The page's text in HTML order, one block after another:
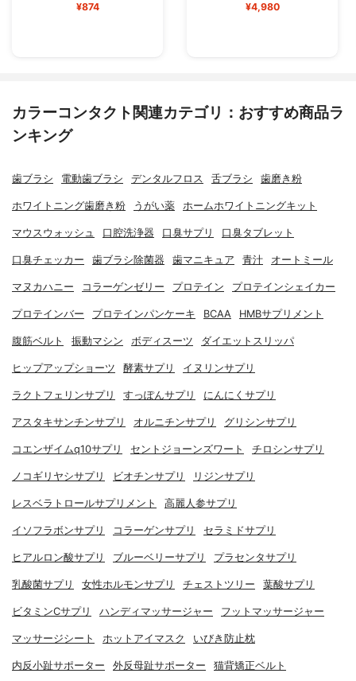
¥874 ¥4,980
カラーコンタクト関連カテゴリ：おすすめ商品ラ
ンキング
歯ブラシ 電動歯ブラシ デンタルフロス 舌ブラシ 歯磨き粉
ホワイトニング歯磨き粉 うがい薬 ホームホワイトニングキット
マウスウォッシュ 口腔洗浄器 口臭サプリ 口臭タブレット
口臭チェッカー 歯ブラシ除菌器 歯マニキュア 青汁 オートミール
マヌカハニー コラーゲンゼリー プロテイン プロテインシェイカー
プロテインバー プロテインパンケーキ BCAA HMBサプリメント
腹筋ベルト 振動マシン ボディスーツ ダイエットスリッパ
ヒップアップショーツ 酵素サプリ イヌリンサプリ
ラクトフェリンサプリ すっぽんサプリ にんにくサプリ
アスタキサンチンサプリ オルニチンサプリ グリシンサプリ
コエンザイムq10サプリ セントジョーンズワート チロシンサプリ
ノコギリヤシサプリ ビオチンサプリ リジンサプリ
レスベラトロールサプリメント 高麗人参サプリ
イソフラボンサプリ コラーゲンサプリ セラミドサプリ
ヒアルロン酸サプリ ブルーベリーサプリ プラセンタサプリ
乳酸菌サプリ 女性ホルモンサプリ チェストツリー 葉酸サプリ
ビタミンCサプリ ハンディマッサージャー フットマッサージャー
マッサージシート ホットアイマスク いびき防止枕
内反小趾サポーター 外反母趾サポーター 猫背矯正ベルト